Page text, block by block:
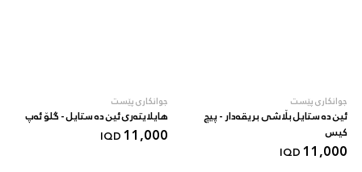
جوانکاری پێست
ئین دە ستایل بڵاشی بریقەدار - پیچ
کیس
11,000
IQD
جوانکاری پێست
هایلایتەری ئین دە ستایل - گلۆ ئەپ
11,000
IQD